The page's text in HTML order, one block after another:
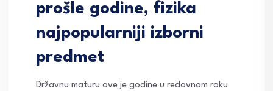
prošle godine, fizika
najpopularniji izborni
predmet
Državnu maturu ove je godine u redovnom roku